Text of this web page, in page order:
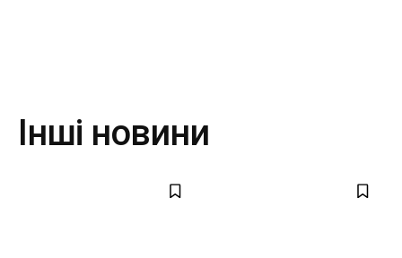
Інші новини